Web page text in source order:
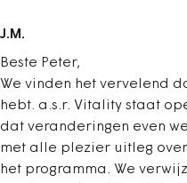
J.M.
Beste Peter,
We vinden het vervelend
hebt. a.s.r. Vitality staat
dat veranderingen even
met alle plezier uitleg
het programma. We